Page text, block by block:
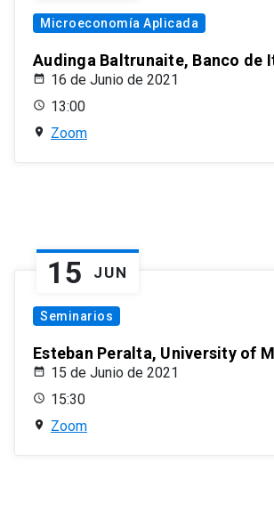
Microeconomía Aplicada
Audinga Baltrunaite, Banco de
16 de Junio de 2021
13:00
Zoom
15 JUN
Seminarios
Esteban Peralta, University of
15 de Junio de 2021
15:30
Zoom